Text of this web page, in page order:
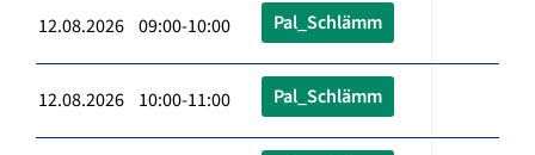
12.08.2026 09:00-10:00 Pal_Schlämm
12.08.2026 10:00-11:00 Pal_Schlämm